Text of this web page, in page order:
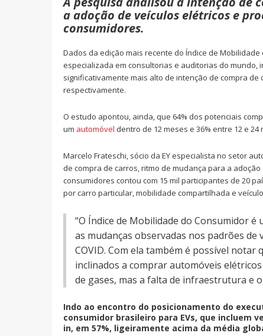
a adoção de veículos elétricos e
consumidores.
Dados da edição mais recente do Índice de
especializada em consultorias e auditorias do
significativamente mais alto de intenção de compra de
respectivamente.
O estudo apontou, ainda, que 64% dos potenciais
um automóvel dentro de 12 meses e 36% entre 12 e 24
Marcelo Frateschi, sócio da EY especialista no setor
de compra de carros, ritmo de mudança para a
consumidores contou com 15 mil participantes de 20
por carro particular, mobilidade compartilhada e
“O Índice de Mobilidade do Consumidor
as mudanças observadas nos padrões
COVID. Com ela também é possível
inclinados a comprar automóveis
de gases, mas a falta de infraestrutura e
Indo ao encontro do posicionamento do
consumidor brasileiro para EVs, que incluem
in, em 57%, ligeiramente acima da média